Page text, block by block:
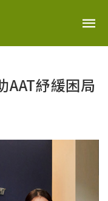
AAT紓緩困局